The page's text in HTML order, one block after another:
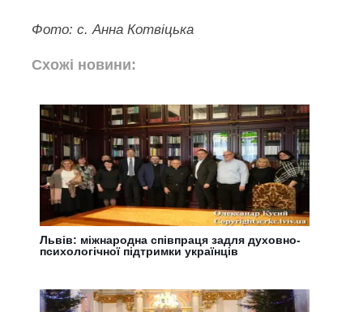
Фото: с. Анна Котвіцька
Схожі новини:
Львів: міжнародна співпраця задля духовно-
психологічної підтримки українців